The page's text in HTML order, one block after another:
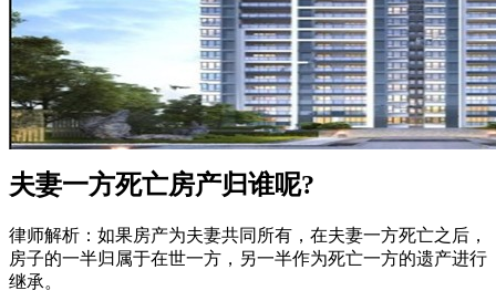
夫妻一方死亡房产归谁呢?
律师解析：如果房产为夫妻共同所有，在夫妻一方死亡之后，
房子的一半归属于在世一方，另一半作为死亡一方的遗产进行
继承。